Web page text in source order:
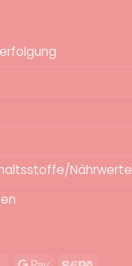
Nährwerte